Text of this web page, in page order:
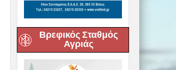
Βρεφικός Σταθμός
Αγριάς